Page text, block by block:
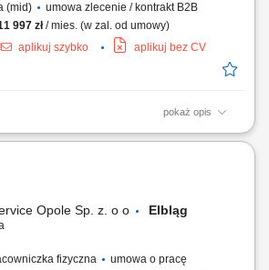
(mid)
umowa zlecenie / kontrakt B2B
997 zł/ mies. (w zal. od umowy)
aplikuj szybko aplikuj bez CV
pokaż opis
ciepłą bazę klientów – zainteresowani
przez IP-telefon i zapisujemy
z rodzicem (telefon/SMS), analiza potrzeb
Opole Sp. z. o o Elbląg
fizyczna
umowa o pracę